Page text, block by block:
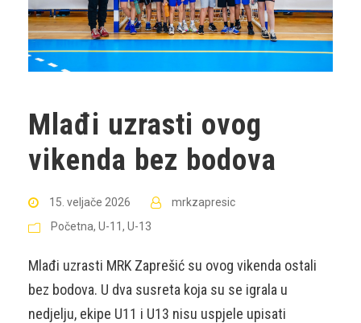
Mlađi uzrasti ovog
vikenda bez bodova
15. veljače 2026
mrkzapresic
Početna, U-11, U-13
Mlađi uzrasti MRK Zaprešić su ovog vikenda ostali
bez bodova. U dva susreta koja su se igrala u
nedjelju, ekipe U11 i U13 nisu uspjele upisati